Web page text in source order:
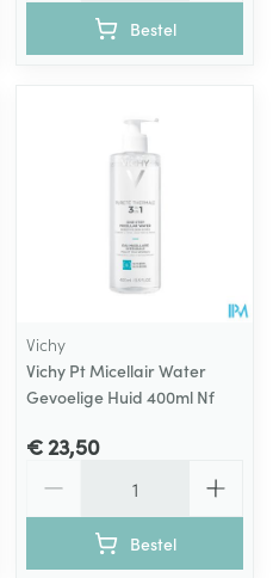
Bestel
Vichy
Vichy Pt Micellair Water
Gevoelige Huid 400ml Nf
€ 23,50
Bestel